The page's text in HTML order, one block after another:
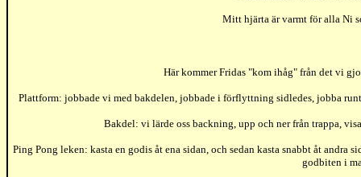
Mitt hjärta är varmt för alla Ni
Här kommer Fridas "kom ihåg" från det vi
Plattform: jobbade vi med bakdelen, jobbade i förflyttning sidledes, jobba
Bakdel: vi lärde oss backning, upp och ner från trappa,
Ping Pong leken: kasta en godis åt ena sidan, och sedan kasta snabbt åt
godbiten i